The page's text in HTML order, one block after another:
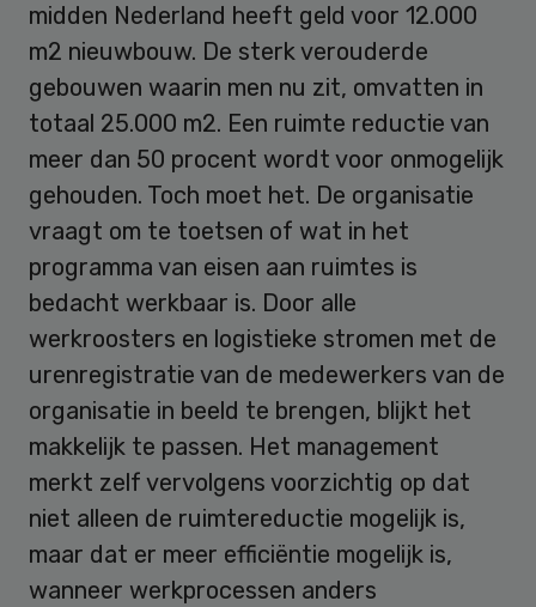
midden Nederland heeft geld voor 12.000
m2 nieuwbouw. De sterk verouderde
gebouwen waarin men nu zit, omvatten in
totaal 25.000 m2. Een ruimte reductie van
meer dan 50 procent wordt voor onmogelijk
gehouden. Toch moet het. De organisatie
vraagt om te toetsen of wat in het
programma van eisen aan ruimtes is
bedacht werkbaar is. Door alle
werkroosters en logistieke stromen met de
urenregistratie van de medewerkers van de
organisatie in beeld te brengen, blijkt het
makkelijk te passen. Het management
merkt zelf vervolgens voorzichtig op dat
niet alleen de ruimtereductie mogelijk is,
maar dat er meer efficiëntie mogelijk is,
wanneer werkprocessen anders